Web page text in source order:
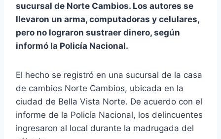
sucursal de Norte Cambios. Los autores se
llevaron un arma, computadoras y celulares,
pero no lograron sustraer dinero, según
informó la Policía Nacional.
El hecho se registró en una sucursal de la casa
de cambios Norte Cambios, ubicada en la
ciudad de Bella Vista Norte. De acuerdo con el
informe de la Policía Nacional, los delincuentes
ingresaron al local durante la madrugada del